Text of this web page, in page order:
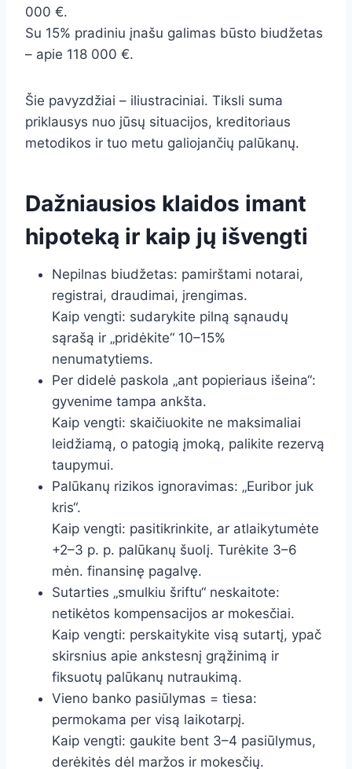
000 €.
Su 15% pradiniu įnašu galimas būsto biudžetas
– apie 118 000 €.
Šie pavyzdžiai – iliustraciniai. Tiksli suma
priklausys nuo jūsų situacijos, kreditoriaus
metodikos ir tuo metu galiojančių palūkanų.
Dažniausios klaidos imant
hipoteką ir kaip jų išvengti
Nepilnas biudžetas: pamirštami notarai,
registrai, draudimai, įrengimas.
Kaip vengti: sudarykite pilną sąnaudų
sąrašą ir „pridėkite“ 10–15%
nenumatytiems.
Per didelė paskola „ant popieriaus išeina“:
gyvenime tampa ankšta.
Kaip vengti: skaičiuokite ne maksimaliai
leidžiamą, o patogią įmoką, palikite rezervą
taupymui.
Palūkanų rizikos ignoravimas: „Euribor juk
kris“.
Kaip vengti: pasitikrinkite, ar atlaikytumėte
+2–3 p. p. palūkanų šuolį. Turėkite 3–6
mėn. finansinę pagalvę.
Sutarties „smulkiu šriftu“ neskaitote:
netikėtos kompensacijos ar mokesčiai.
Kaip vengti: perskaitykite visą sutartį, ypač
skirsnius apie ankstesnį grąžinimą ir
fiksuotų palūkanų nutraukimą.
Vieno banko pasiūlymas = tiesa:
permokama per visą laikotarpį.
Kaip vengti: gaukite bent 3–4 pasiūlymus,
derėkitės dėl maržos ir mokesčių.